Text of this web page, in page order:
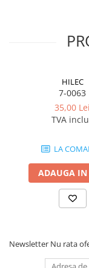
Controlere simple
Console DMX
Wireless DMX
Efecte de lumină
Globuri Disco
HILEC
7-0063
35,00 Lei
TVA
LA
ADAUGA IN
Newsletter Nu rata